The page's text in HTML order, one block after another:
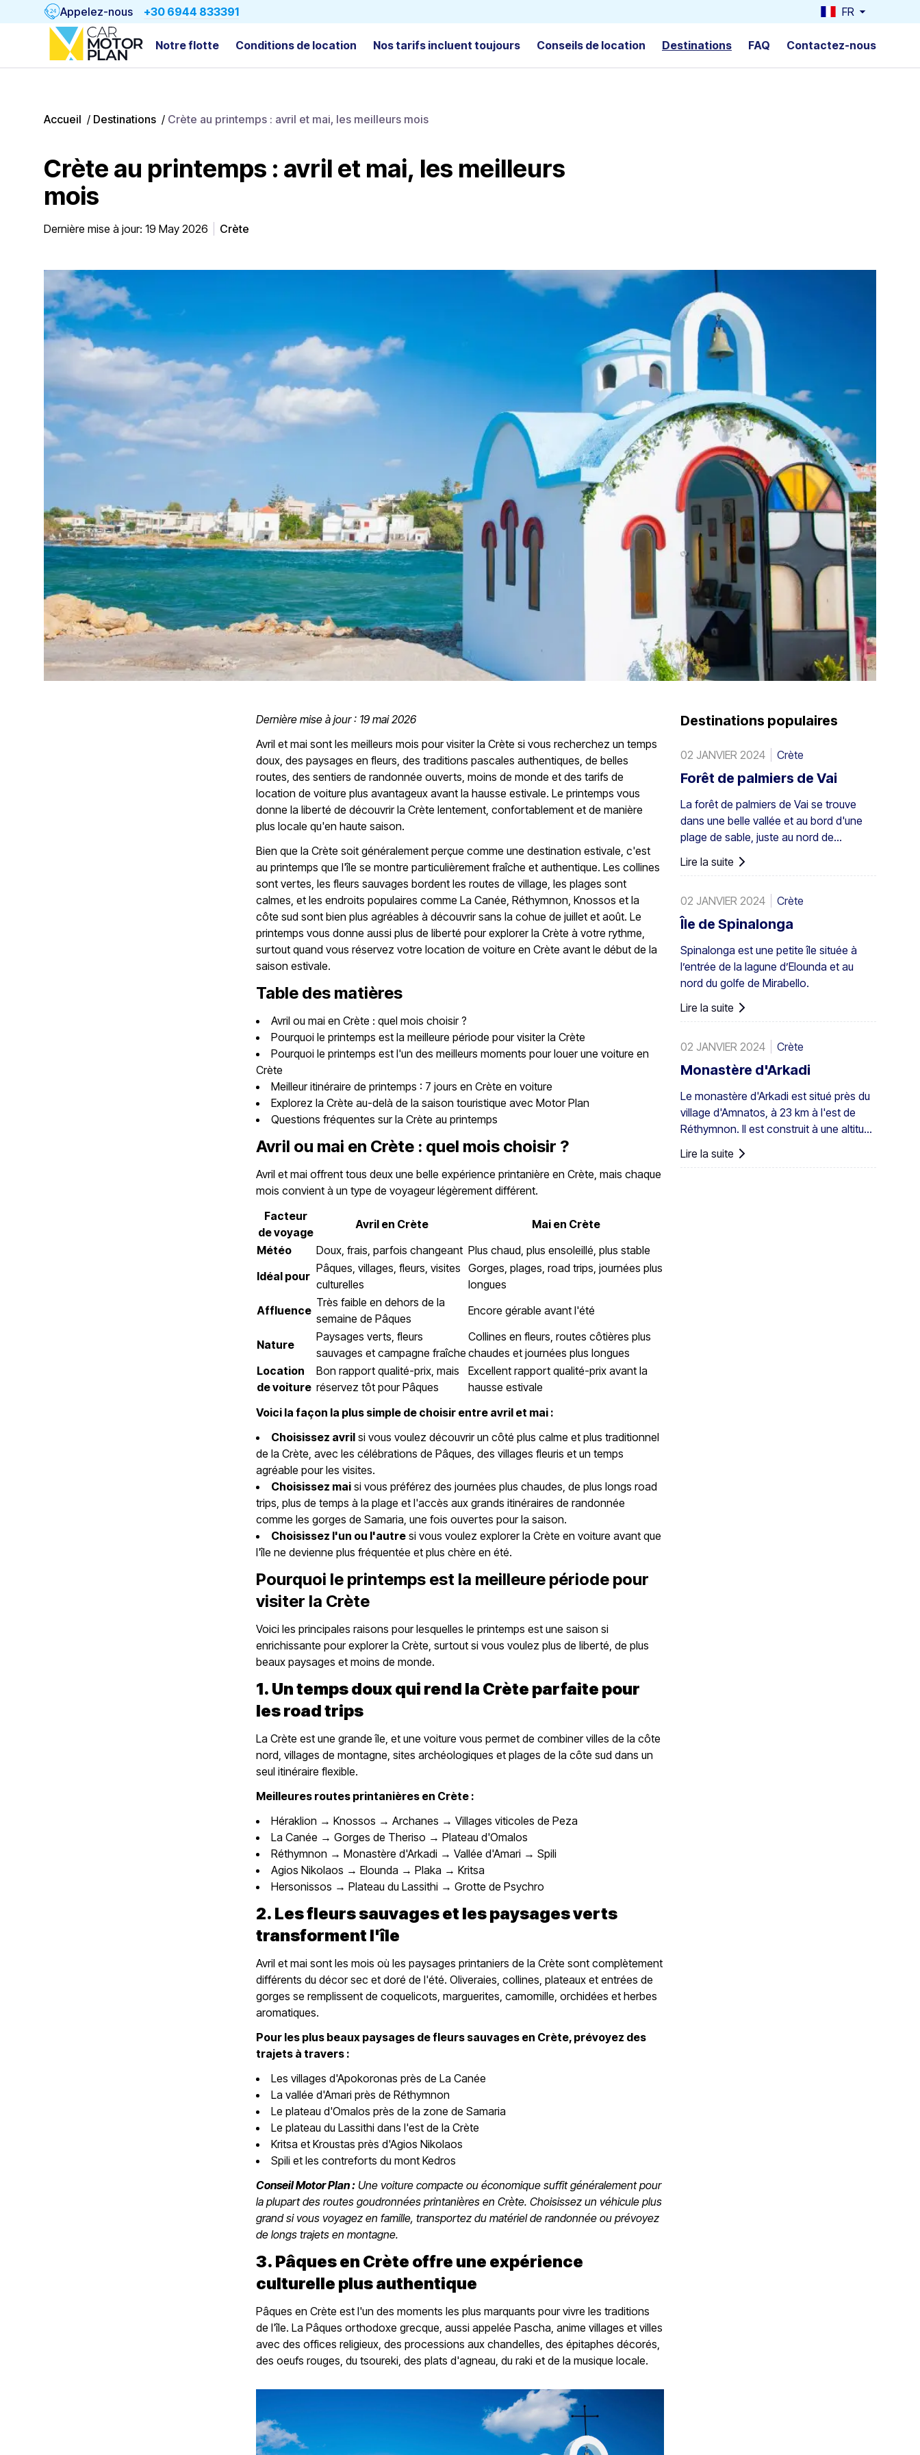
Appelez-nous +30 6944 833391 FR
Notre flotte Conditions de location Nos tarifs incluent toujours Conseils de location Destinations FAQ Contactez-nous
Accueil / Destinations / Crète au printemps : avril et mai, les meilleurs mois
Crète au printemps : avril et mai, les meilleurs
mois
Dernière mise à jour: 19 May 2026 Crète
Dernière mise à jour : 19 mai 2026
Avril et mai sont les meilleurs mois pour visiter la Crète si vous recherchez un temps
doux, des paysages en fleurs, des traditions pascales authentiques, de belles
routes, des sentiers de randonnée ouverts, moins de monde et des tarifs de
location de voiture plus avantageux avant la hausse estivale. Le printemps vous
donne la liberté de découvrir la Crète lentement, confortablement et de manière
plus locale qu'en haute saison.
Bien que la Crète soit généralement perçue comme une destination estivale, c'est
au printemps que l'île se montre particulièrement fraîche et authentique. Les collines
sont vertes, les fleurs sauvages bordent les routes de village, les plages sont
calmes, et les endroits populaires comme La Canée, Réthymnon, Knossos et la
côte sud sont bien plus agréables à découvrir sans la cohue de juillet et août. Le
printemps vous donne aussi plus de liberté pour explorer la Crète à votre rythme,
surtout quand vous réservez votre location de voiture en Crète avant le début de la
saison estivale.
Table des matières
Avril ou mai en Crète : quel mois choisir ?
Pourquoi le printemps est la meilleure période pour visiter la Crète
Pourquoi le printemps est l'un des meilleurs moments pour louer une voiture en
Crète
Meilleur itinéraire de printemps : 7 jours en Crète en voiture
Explorez la Crète au-delà de la saison touristique avec Motor Plan
Questions fréquentes sur la Crète au printemps
Avril ou mai en Crète : quel mois choisir ?
Avril et mai offrent tous deux une belle expérience printanière en Crète, mais chaque
mois convient à un type de voyageur légèrement différent.
Facteur
de voyage
Avril en Crète
Mai en Crète
Météo
Doux, frais, parfois changeant Plus chaud, plus ensoleillé, plus stable
Idéal pour
Pâques, villages, fleurs, visites
culturelles
Gorges, plages, road trips, journées plus
longues
Affluence
Très faible en dehors de la
semaine de Pâques
Encore gérable avant l'été
Nature
Paysages verts, fleurs
sauvages et campagne fraîche
Collines en fleurs, routes côtières plus
chaudes et journées plus longues
Location
de voiture
Bon rapport qualité-prix, mais
réservez tôt pour Pâques
Excellent rapport qualité-prix avant la
hausse estivale
Voici la façon la plus simple de choisir entre avril et mai :
Choisissez avril si vous voulez découvrir un côté plus calme et plus traditionnel
de la Crète, avec les célébrations de Pâques, des villages fleuris et un temps
agréable pour les visites.
Choisissez mai si vous préférez des journées plus chaudes, de plus longs road
trips, plus de temps à la plage et l'accès aux grands itinéraires de randonnée
comme les gorges de Samaria, une fois ouvertes pour la saison.
Choisissez l'un ou l'autre si vous voulez explorer la Crète en voiture avant que
l'île ne devienne plus fréquentée et plus chère en été.
Pourquoi le printemps est la meilleure période pour
visiter la Crète
Voici les principales raisons pour lesquelles le printemps est une saison si
enrichissante pour explorer la Crète, surtout si vous voulez plus de liberté, de plus
beaux paysages et moins de monde.
1. Un temps doux qui rend la Crète parfaite pour
les road trips
La Crète est une grande île, et une voiture vous permet de combiner villes de la côte
nord, villages de montagne, sites archéologiques et plages de la côte sud dans un
seul itinéraire flexible.
Meilleures routes printanières en Crète :
Héraklion → Knossos → Archanes → Villages viticoles de Peza
La Canée → Gorges de Theriso → Plateau d'Omalos
Réthymnon → Monastère d'Arkadi → Vallée d'Amari → Spili
Agios Nikolaos → Elounda → Plaka → Kritsa
Hersonissos → Plateau du Lassithi → Grotte de Psychro
2. Les fleurs sauvages et les paysages verts
transforment l'île
Avril et mai sont les mois où les paysages printaniers de la Crète sont complètement
différents du décor sec et doré de l'été. Oliveraies, collines, plateaux et entrées de
gorges se remplissent de coquelicots, marguerites, camomille, orchidées et herbes
aromatiques.
Pour les plus beaux paysages de fleurs sauvages en Crète, prévoyez des
trajets à travers :
Les villages d'Apokoronas près de La Canée
La vallée d'Amari près de Réthymnon
Le plateau d'Omalos près de la zone de Samaria
Le plateau du Lassithi dans l'est de la Crète
Kritsa et Kroustas près d'Agios Nikolaos
Spili et les contreforts du mont Kedros
Conseil Motor Plan : Une voiture compacte ou économique suffit généralement pour
la plupart des routes goudronnées printanières en Crète. Choisissez un véhicule plus
grand si vous voyagez en famille, transportez du matériel de randonnée ou prévoyez
de longs trajets en montagne.
3. Pâques en Crète offre une expérience
culturelle plus authentique
Pâques en Crète est l'un des moments les plus marquants pour vivre les traditions
de l'île. La Pâques orthodoxe grecque, aussi appelée Pascha, anime villages et villes
avec des offices religieux, des processions aux chandelles, des épitaphes décorés,
des oeufs rouges, du tsoureki, des plats d'agneau, du raki et de la musique locale.
Destinations populaires
02 JANVIER 2024 Crète
Forêt de palmiers de Vai
La forêt de palmiers de Vai se trouve
dans une belle vallée et au bord d'une
plage de sable, juste au nord de
l'ancienne Itanos : à 28 km de Sitia, 8
km de Palaikastro et 6 km de Toplou par
stremmata (50 acres), elle est
composée de palmiers de Théophraste
indigènes – la plus grande colonie non
seulement en Grèce mais aussi dans
toute l'Europe. Un peuplement assez
important existe également à Preveli,
avec de plus petits groupes ailleurs, par
exemple à Agios Nikitas. Le palmier
sud-ouest de la mer Égée, à Chypre et
en Turquie.
Lire la suite
02 JANVIER 2024 Crète
Île de Spinalonga
Spinalonga est une petite île située à
l’entrée de la lagune d’Elounda et au
nord du golfe de Mirabello.
Lire la suite
02 JANVIER 2024 Crète
Monastère d'Arkadi
Le monastère d'Arkadi est situé près du
village d'Amnatos, à 23 km à l'est de
Réthymnon. Il est construit à une altitude
de 500 m, sur un terrain fertile ...
Lire la suite